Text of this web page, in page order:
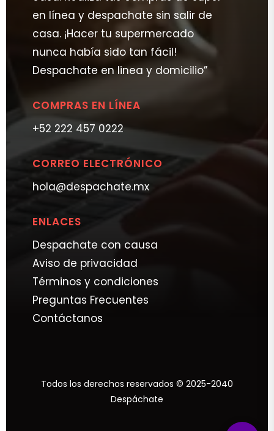
en línea y despachate sin salir de
casa. ¡Hacer tu supermercado
nunca había sido tan fácil!
Despachate en linea y domicilio”
COMPRAS EN LÍNEA
+52 222 457 0222
CORREO ELECTRÓNICO
hola@despachate.mx
ENLACES
Despachate con causa
Aviso de privacidad
Términos y condiciones
Preguntas Frecuentes
Contáctanos
Todos los derechos reservados © 2025-2040
Despáchate